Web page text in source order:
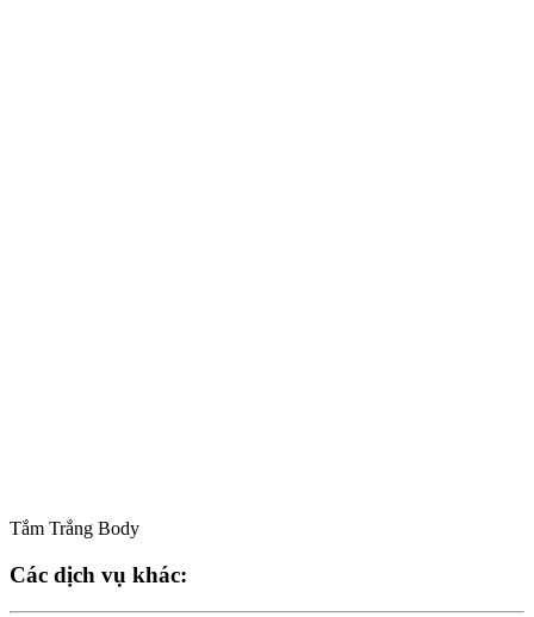
Tắm Trắng Body
Các dịch vụ khác: